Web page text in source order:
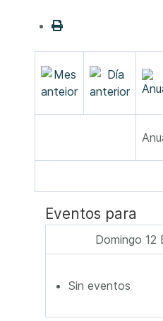
Eventos para
Domingo 12
Sin eventos